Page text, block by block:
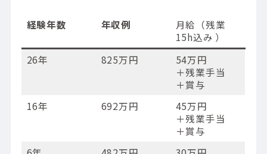
経験年数 年収例
月給（残業
15h込み ）
26年
825万円
54万円
＋残業手当
＋賞与
16年
692万円
45万円
＋残業手当
＋賞与